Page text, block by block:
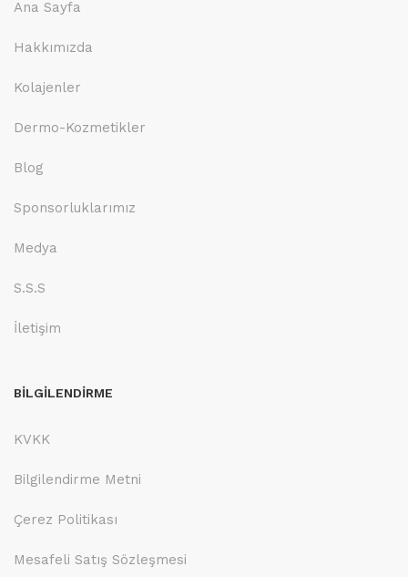
Ana Sayfa
Hakkımızda
Kolajenler
Dermo-Kozmetikler
Blog
Sponsorluklarımız
Medya
S.S.S
İletişim
BİLGİLENDİRME
KVKK
Bilgilendirme Metni
Çerez Politikası
Mesafeli Satış Sözleşmesi